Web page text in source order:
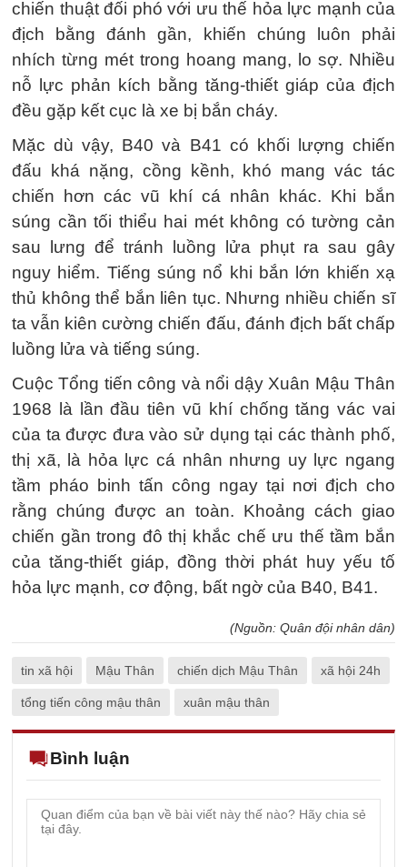
chiến thuật đối phó với ưu thế hỏa lực mạnh của
địch bằng đánh gần, khiến chúng luôn phải
nhích từng mét trong hoang mang, lo sợ. Nhiều
nỗ lực phản kích bằng tăng-thiết giáp của địch
đều gặp kết cục là xe bị bắn cháy.
Mặc dù vậy, B40 và B41 có khối lượng chiến
đấu khá nặng, cồng kềnh, khó mang vác tác
chiến hơn các vũ khí cá nhân khác. Khi bắn
súng cần tối thiểu hai mét không có tường cản
sau lưng để tránh luồng lửa phụt ra sau gây
nguy hiểm. Tiếng súng nổ khi bắn lớn khiến xạ
thủ không thể bắn liên tục. Nhưng nhiều chiến sĩ
ta vẫn kiên cường chiến đấu, đánh địch bất chấp
luồng lửa và tiếng súng.
Cuộc Tổng tiến công và nổi dậy Xuân Mậu Thân
1968 là lần đầu tiên vũ khí chống tăng vác vai
của ta được đưa vào sử dụng tại các thành phố,
thị xã, là hỏa lực cá nhân nhưng uy lực ngang
tầm pháo binh tấn công ngay tại nơi địch cho
rằng chúng được an toàn. Khoảng cách giao
chiến gần trong đô thị khắc chế ưu thế tầm bắn
của tăng-thiết giáp, đồng thời phát huy yếu tố
hỏa lực mạnh, cơ động, bất ngờ của B40, B41.
(Nguồn: Quân đội nhân dân)
tin xã hội Mậu Thân chiến dịch Mậu Thân xã hội 24h
tổng tiến công mậu thân xuân mậu thân
Bình luận